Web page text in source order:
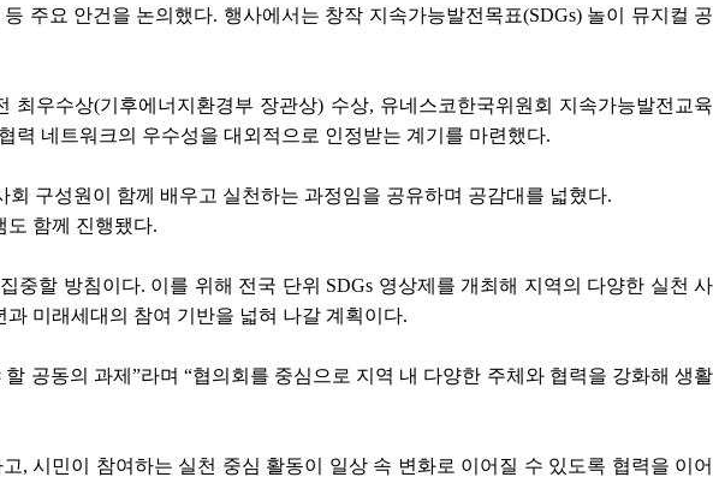
주요 안건을 논의했다. 행사에서는 창작 지속가능발전목표(SDGs) 놀이 뮤지컬 공
우수상(기후에너지환경부 장관상) 수상, 유네스코한국위원회 지속가능발전교육
력 네트워크의 우수성을 대외적으로 인정받는 계기를 마련했다.
구성원이 함께 배우고 실천하는 과정임을 공유하며 공감대를 넓혔다.
도 함께 진행됐다.
할 방침이다. 이를 위해 전국 단위 SDGs 영상제를 개최해 지역의 다양한 실천 사
미래세대의 참여 기반을 넓혀 나갈 계획이다.
공동의 과제”라며 “협의회를 중심으로 지역 내 다양한 주체와 협력을 강화해 생활
, 시민이 참여하는 실천 중심 활동이 일상 속 변화로 이어질 수 있도록 협력을 이어